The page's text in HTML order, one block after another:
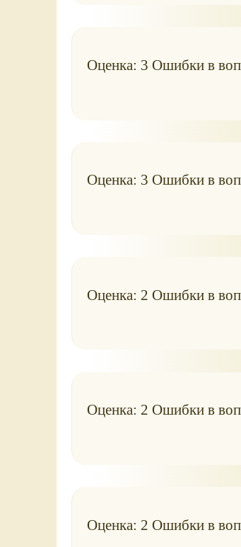
Оценка: 3 Ошибки в
Оценка: 3 Ошибки в
Оценка: 2 Ошибки в
Оценка: 2 Ошибки в
Оценка: 2 Ошибки в